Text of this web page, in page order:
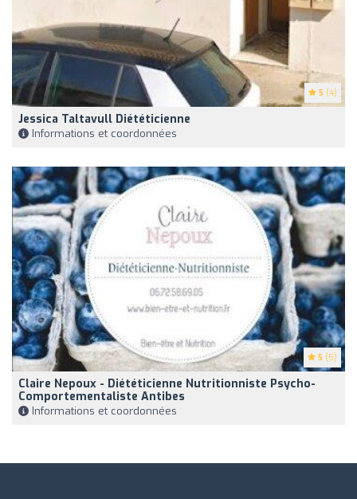
5 (4)
Jessica Taltavull Diététicienne
Informations et coordonnées
5 (5)
Claire Nepoux - Diététicienne Nutritionniste Psycho-
Comportementaliste Antibes
Informations et coordonnées